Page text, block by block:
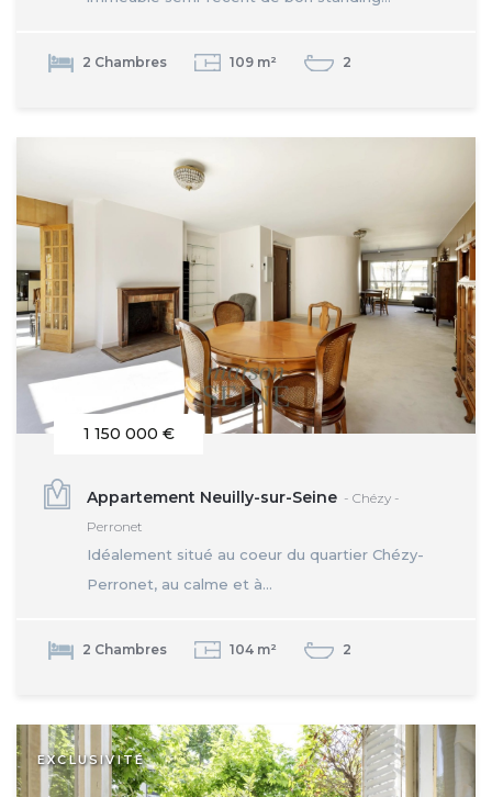
2 Chambres 109 m² 2
1 150 000 €
Appartement Neuilly-sur-Seine - Chézy -
Perronet
Idéalement situé au coeur du quartier Chézy-
Perronet, au calme et à...
2 Chambres 104 m² 2
EXCLUSIVITÉ